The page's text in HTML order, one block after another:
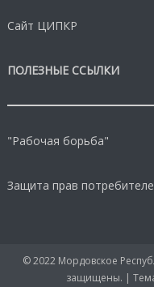
Сайт ЦИПКР
ПОЛЕЗНЫЕ ССЫЛКИ
"Рабочая борьба"
Защита прав
© 2022 Мордовское
защищены. |